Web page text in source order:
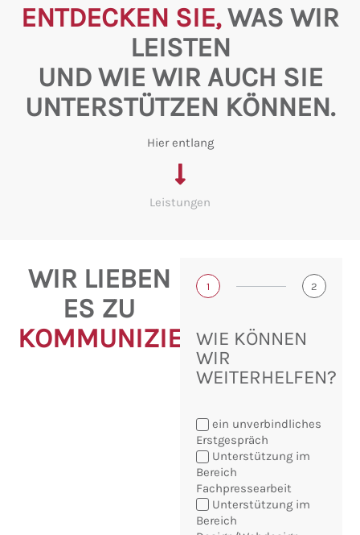
ENTDECKEN SIE,WAS WIR
LEISTEN
UND WIE WIR AUCH SIE
UNTERSTÜTZEN KÖNNEN.
Hier entlang
Leistungen
WIR LIEBEN
ES ZU
KOMMUNIZIEREN!
1 2
WIE KÖNNEN
WIR
WEITERHELFEN?
Sie
möchten:
ein unverbindliches
Erstgespräch
Unterstützung im
Bereich
Fachpressearbeit
Unterstützung im
Bereich